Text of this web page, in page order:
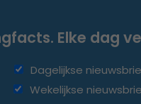
Elke dag
Dagelijkse
Wekelijkse